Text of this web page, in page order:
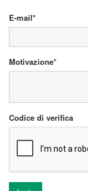
E-mail*
Motivazione*
Codice di verifica